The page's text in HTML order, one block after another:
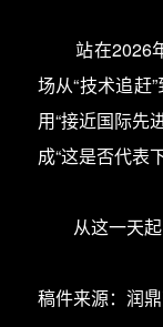
站在2026年
场从“技术追赶
用“接近国际先
成“这是否代表
从这一天起
稿件来源：润